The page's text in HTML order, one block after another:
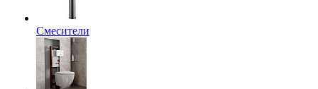
Смесители